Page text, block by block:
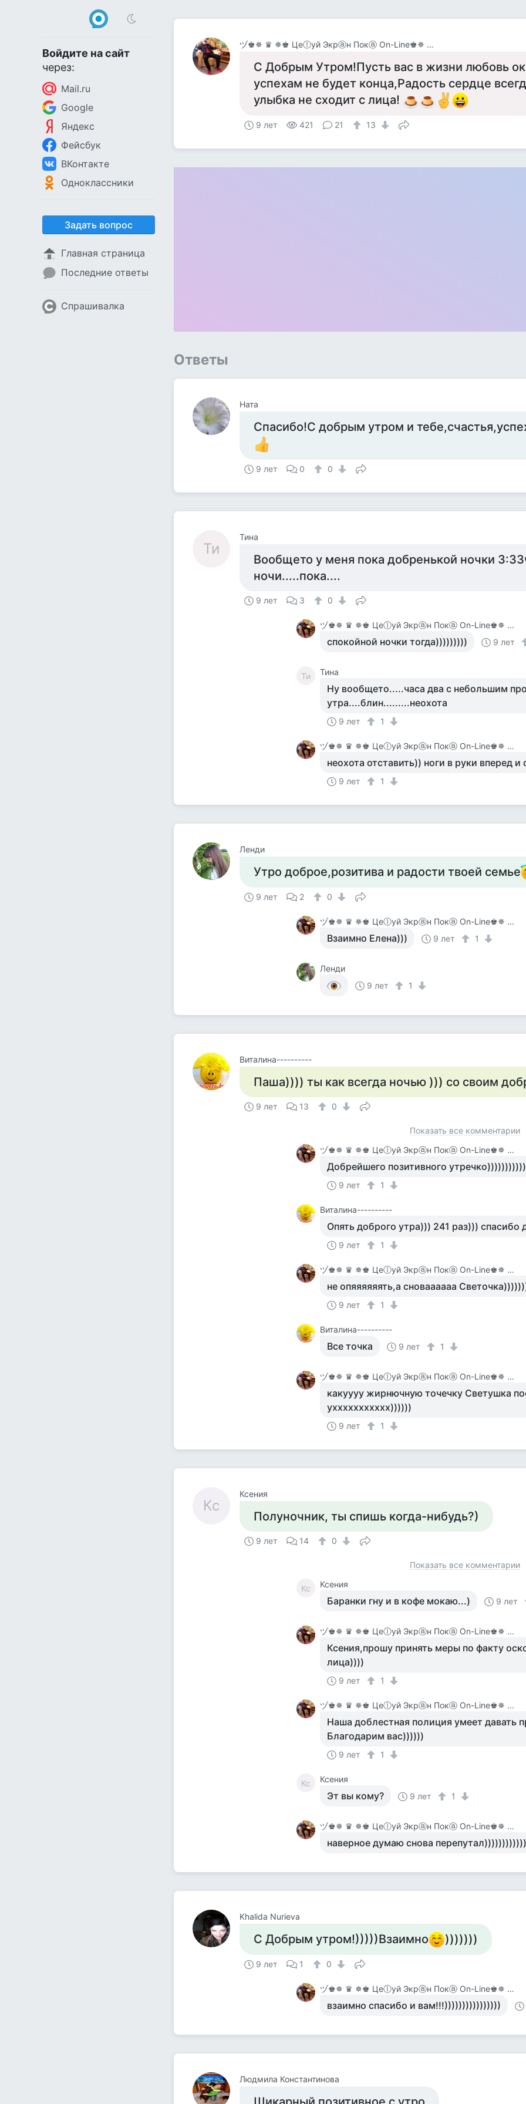
Войдите на сайт
через:
Mail.ru
Google
Яндекс
Фейсбук
ВКонтакте
Одноклассники
Задать вопрос
Главная страница
Последние ответы
Спрашивалка
ヅ♚✵ ♛ ✵♚ Цеⓛуй Экрⓐн Покⓐ On-Line♚✵ ♛✵ ♚
С Добрым Утром!Пусть вас в жизни любовь
успехам не будет конца,Радость сердце
улыбка не сходит с лица!
9 лет 421 21 13
Ответы
Ната
Спасибо!С добрым утром и
9 лет 0 0
Ти
Тина
Вообщето у меня пока добренькой ночки
ночи.....пока....
9 лет 3 0
ヅ♚✵ ♛ ✵♚ Цеⓛуй Экрⓐн Покⓐ On-Line♚✵ ♛✵ ♚
спокойной ночки тогда))))))))) 9 лет
Ти Тина
Ну вообщето.....часа два с небольшим
утра....блин.........неохота
9 лет 1
ヅ♚✵ ♛ ✵♚ Цеⓛуй Экрⓐн Покⓐ On-Line♚✵ ♛✵ ♚
неохота отставить)) ноги в руки вперед и
9 лет 1
Ленди
Утро доброе,розитива и радости твоей семье
9 лет 2 0
ヅ♚✵ ♛ ✵♚ Цеⓛуй Экрⓐн Покⓐ On-Line♚✵ ♛✵ ♚
Взаимно Елена))) 9 лет 1
Ленди
9 лет
1
Виталина----------
Паша)))) ты как всегда ночью ))) со своим
9 лет 13 0
Показать все комментарии
ヅ♚✵ ♛ ✵♚ Цеⓛуй Экрⓐн Покⓐ On-Line♚✵ ♛✵ ♚
Добрейшего позитивного
9 лет 1
Виталина----------
Опять доброго утра))) 241 раз))) спасибо
9 лет 1
ヅ♚✵ ♛ ✵♚ Цеⓛуй Экрⓐн Покⓐ On-Line♚✵ ♛✵ ♚
не опяяяяяять,а сноваааааа
9 лет 1
Виталина----------
Все точка 9 лет 1
ヅ♚✵ ♛ ✵♚ Цеⓛуй Экрⓐн Покⓐ On-Line♚✵ ♛✵ ♚
какуууу жирнючную точечку Светушка
уххххххххххх))))))
9 лет 1
Кс
Ксения
Полуночник, ты спишь когда-нибудь?)
9 лет 14 0
Показать все комментарии
Кс Ксения
Баранки гну и в кофе мокаю...) 9 лет
ヅ♚✵ ♛ ✵♚ Цеⓛуй Экрⓐн Покⓐ On-Line♚✵ ♛✵ ♚
Ксения,прошу принять меры по факту
лица))))
9 лет 1
ヅ♚✵ ♛ ✵♚ Цеⓛуй Экрⓐн Покⓐ On-Line♚✵ ♛✵ ♚
Наша доблестная полиция умеет давать
Благодарим вас))))))
9 лет 1
Кс Ксения
Эт вы кому? 9 лет 1
ヅ♚✵ ♛ ✵♚ Цеⓛуй Экрⓐн Покⓐ On-Line♚✵ ♛✵ ♚
наверное думаю снова
Khalida Nurieva
С Добрым утром!)))))Взаимно )))))))
9 лет 1 0
ヅ♚✵ ♛ ✵♚ Цеⓛуй Экрⓐн Покⓐ On-Line♚✵ ♛✵ ♚
взаимно спасибо и вам!!!))))))))))))))))
Людмила Константинова